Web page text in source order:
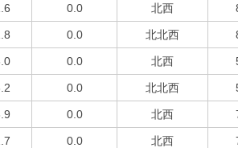
0.0 北西
0.0 北北西
0.0 北西
0.0 北北西
0.0 北西
0.0 北西